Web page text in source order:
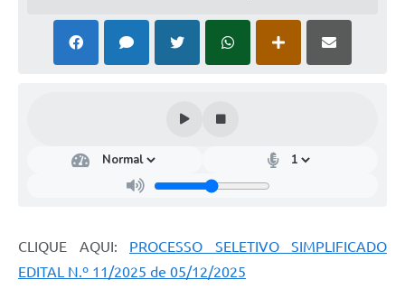
CLIQUE AQUI: PROCESSO SELETIVO SIMPLIFICADO
EDITAL N.º 11/2025 de 05/12/2025